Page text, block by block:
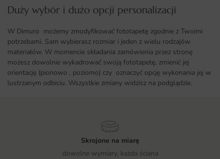
Duży wybór i dużo opcji personalizacji ​
W Dimuro możemy zmodyfikować fototapetę zgodnie z Twoimi
potrzebami. Sam wybierasz rozmiar i jeden z wielu rodzajów
materiałów. W momencie składania zamówienia przez stronę
możesz dowolnie wykadrować swoją fototapetę, zmienić jej
orientację (pionowo , poziomo) czy oznaczyć opcję wykonania jej w
lustrzanym odbiciu. Wszystkie zmiany widzisz na podglądzie.
Skrojone na miarę
dowolne wymiary, każda ściana